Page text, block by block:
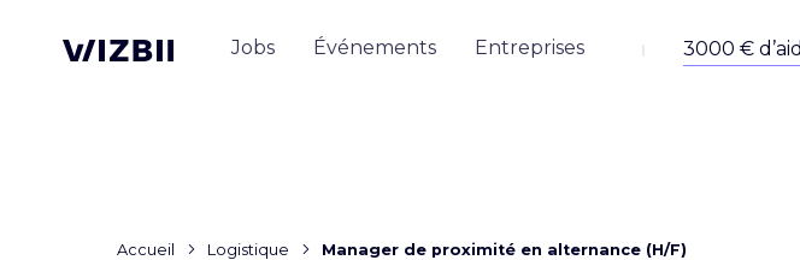
Jobs Événements Entreprises
Accueil Logistique Manager de proximité en alternance (H/F)